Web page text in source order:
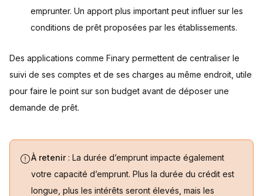
emprunter. Un apport plus important peut influer sur les
conditions de prêt proposées par les établissements.
Des applications comme Finary permettent de centraliser le
suivi de ses comptes et de ses charges au même endroit, utile
pour faire le point sur son budget avant de déposer une
demande de prêt.
À retenir : La durée d’emprunt impacte également
votre capacité d’emprunt. Plus la durée du crédit est
longue, plus les intérêts seront élevés, mais les